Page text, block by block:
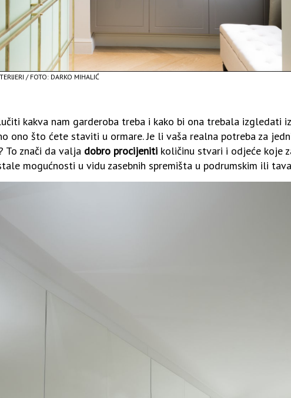
/ FOTO: DARKO MIHALIĆ
kakva nam garderoba treba i kako bi ona trebala izgledati
ono što ćete staviti u ormare. Je li vaša realna potreba za
To znači da valja dobro procijeniti količinu stvari i odjeće koje
mogućnosti u vidu zasebnih spremišta u podrumskim ili